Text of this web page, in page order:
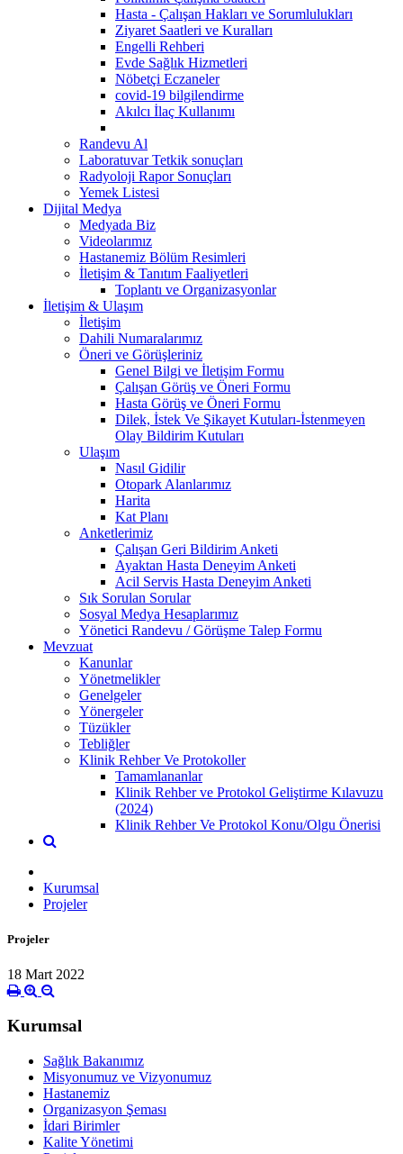
Hasta - Çalışan Hakları ve Sorumlulukları
Ziyaret Saatleri ve Kuralları
Engelli Rehberi
Evde Sağlık Hizmetleri
Nöbetçi Eczaneler
covid-19 bilgilendirme
Akılcı İlaç Kullanımı
Randevu Al
Laboratuvar Tetkik sonuçları
Radyoloji Rapor Sonuçları
Yemek Listesi
Dijital Medya
Medyada Biz
Videolarımız
Hastanemiz Bölüm Resimleri
İletişim & Tanıtım Faaliyetleri
Toplantı ve Organizasyonlar
İletişim & Ulaşım
İletişim
Dahili Numaralarımız
Öneri ve Görüşleriniz
Genel Bilgi ve İletişim Formu
Çalışan Görüş ve Öneri Formu
Hasta Görüş ve Öneri Formu
Dilek, İstek Ve Şikayet Kutuları-İstenmeyen
Olay Bildirim Kutuları
Ulaşım
Nasıl Gidilir
Otopark Alanlarımız
Harita
Kat Planı
Anketlerimiz
Çalışan Geri Bildirim Anketi
Ayaktan Hasta Deneyim Anketi
Acil Servis Hasta Deneyim Anketi
Sık Sorulan Sorular
Sosyal Medya Hesaplarımız
Yönetici Randevu / Görüşme Talep Formu
Mevzuat
Kanunlar
Yönetmelikler
Genelgeler
Yönergeler
Tüzükler
Tebliğler
Klinik Rehber Ve Protokoller
Tamamlananlar
Klinik Rehber ve Protokol Geliştirme Kılavuzu
(2024)
Klinik Rehber Ve Protokol Konu/Olgu Önerisi
Kurumsal
Projeler
Projeler
18 Mart 2022
Kurumsal
Sağlık Bakanımız
Misyonumuz ve Vizyonumuz
Hastanemiz
Organizasyon Şeması
İdari Birimler
Kalite Yönetimi